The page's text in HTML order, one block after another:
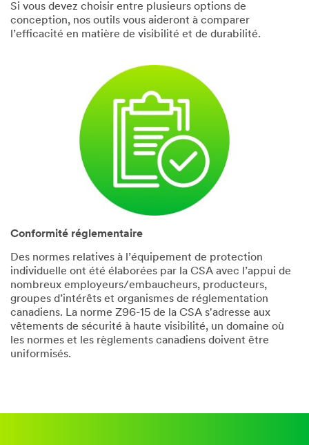
Si vous devez choisir entre plusieurs options de
conception, nos outils vous aideront à comparer
l’efficacité en matière de visibilité et de durabilité.
Conformité réglementaire
Des normes relatives à l’équipement de protection
individuelle ont été élaborées par la CSA avec l’appui de
nombreux employeurs/embaucheurs, producteurs,
groupes d’intérêts et organismes de réglementation
canadiens. La norme Z96-15 de la CSA s'adresse aux
vêtements de sécurité à haute visibilité, un domaine où
les normes et les règlements canadiens doivent être
uniformisés.